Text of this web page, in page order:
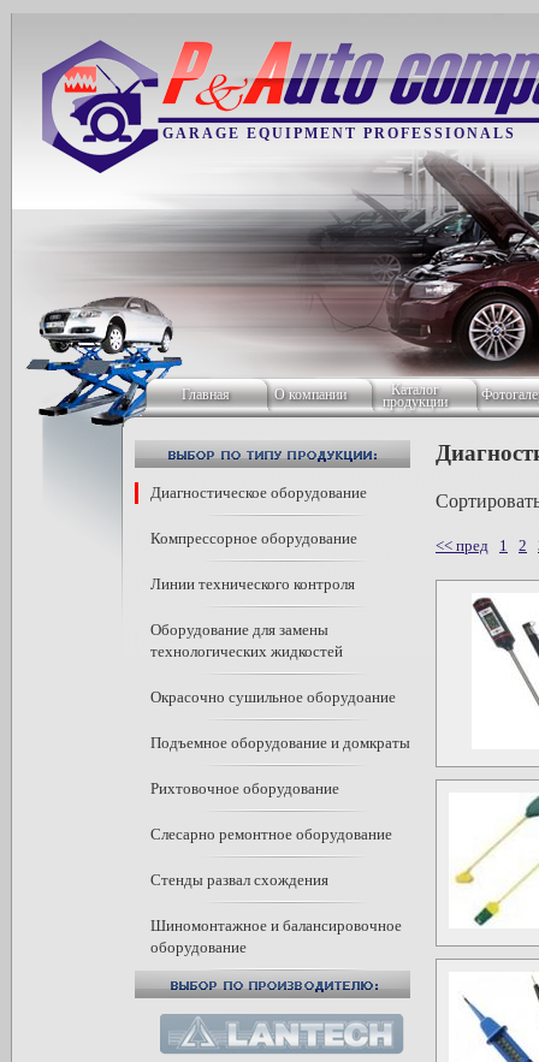
GARAGE EQUIPMENT PROFESSIONALS
Главная О компании Каталог
продукции
Диагностическое оборудование
Компрессорное оборудование
Линии технического контроля
Оборудование для замены
технологических жидкостей
Окрасочно сушильное оборудоание
Подъемное оборудование и домкраты
Рихтовочное оборудование
Слесарно ремонтное оборудование
Стенды развал схождения
Шиномонтажное и балансировочное
оборудование
<< пред 1 2